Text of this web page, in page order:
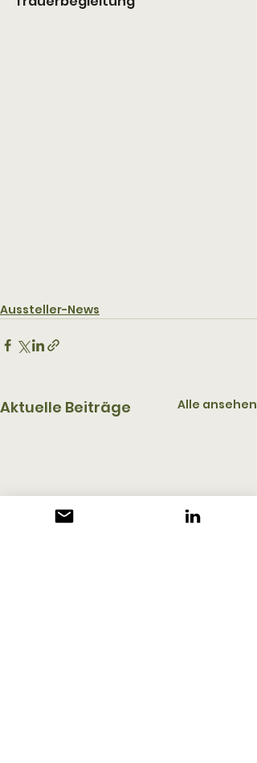
Aussteller-News
Aktuelle Beiträge Alle ansehen